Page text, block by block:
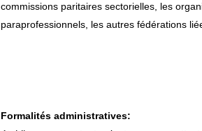
commissions paritaires sectorielles, les
paraprofessionnels, les autres fédérations
Formalités administratives: